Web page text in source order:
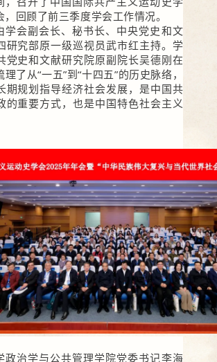
回顾了前三季度学会工作情况。
学会副会长、秘书长、中央党史和文
研究部原一级巡视员武市红主持。学
党史和文献研究院原副院长吴德刚在
了从“一五”到“十四五”的历史脉络，
期规划指导经济社会发展，是中国共
的重要方式，也是中国特色社会主义
政治学与公共管理学院党委书记李海